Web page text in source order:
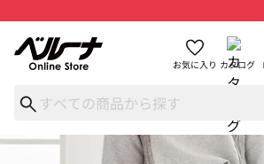
お気に入り カタログ